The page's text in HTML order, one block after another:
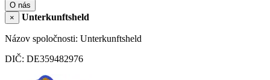
O nás
×
Unterkunftsheld
Názov spoločnosti: Unterkunftsheld
DIČ: DE359482976